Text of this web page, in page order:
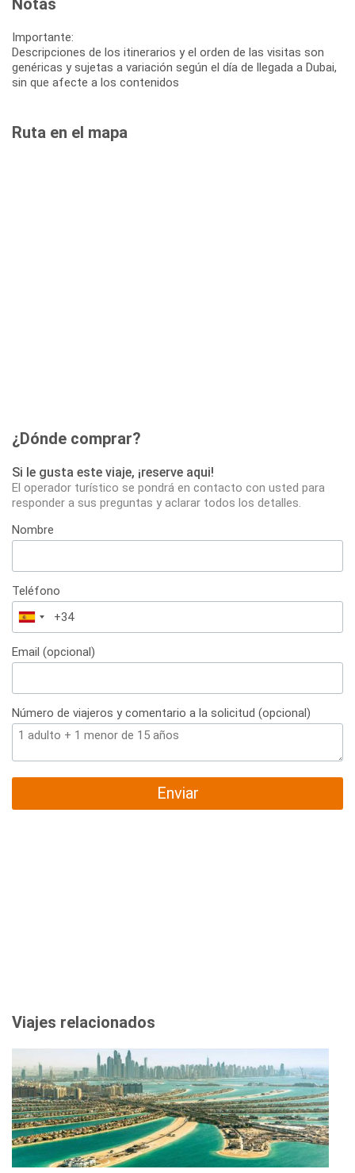
Importante:
Descripciones de los itinerarios y el orden de las visitas son
genéricas y sujetas a variación según el día de llegada a Dubai,
sin que afecte a los contenidos
Ruta en el mapa
¿Dónde comprar?
Si le gusta este viaje, ¡reserve aqui!
El operador turístico se pondrá en contacto con usted para
responder a sus preguntas y aclarar todos los detalles.
Nombre
Teléfono
España
+34
Email (opcional)
Número de viajeros y comentario a la solicitud (opcional)
Enviar
Viajes relacionados